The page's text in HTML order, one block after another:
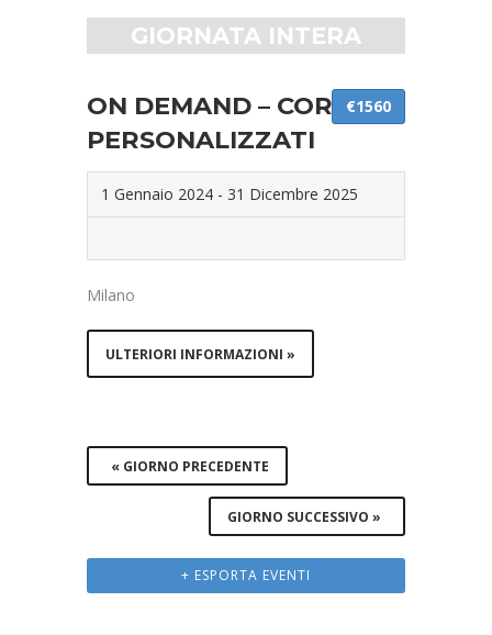
GIORNATA INTERA
ON DEMAND – CORSI
PERSONALIZZATI
1 Gennaio 2024 - 31 Dicembre 2025
€1560
Milano
ULTERIORI INFORMAZIONI »
« GIORNO PRECEDENTE
GIORNO SUCCESSIVO »
+ ESPORTA EVENTI